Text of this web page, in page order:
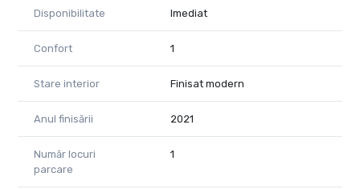
Disponibilitate Imediat
Confort 1
Stare interior Finisat modern
Anul finisării 2021
Număr locuri
parcare
1